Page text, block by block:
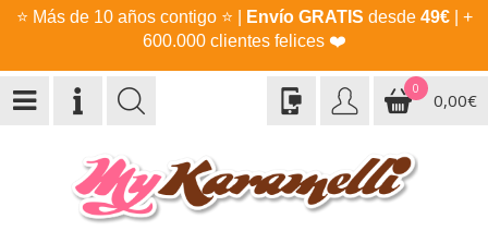
⭐ Más de 10 años contigo ⭐ Envío GRATIS desde 49€| +
600.000 clientes felices ❤️
0
0,00€